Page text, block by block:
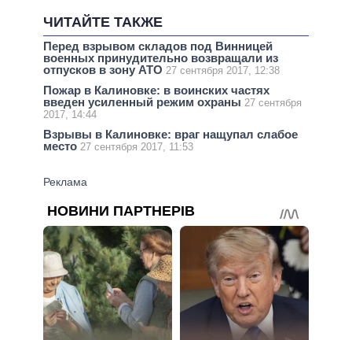
ЧИТАЙТЕ ТАКЖЕ
Перед взрывом складов под Винницей
военных принудительно возвращали из
отпусков в зону АТО 27 сентября 2017, 12:38
Пожар в Калиновке: в воинских частях
введен усиленный режим охраны 27 сентября
2017, 14:44
Взрывы в Калиновке: враг нащупал слабое
место 27 сентября 2017, 11:53